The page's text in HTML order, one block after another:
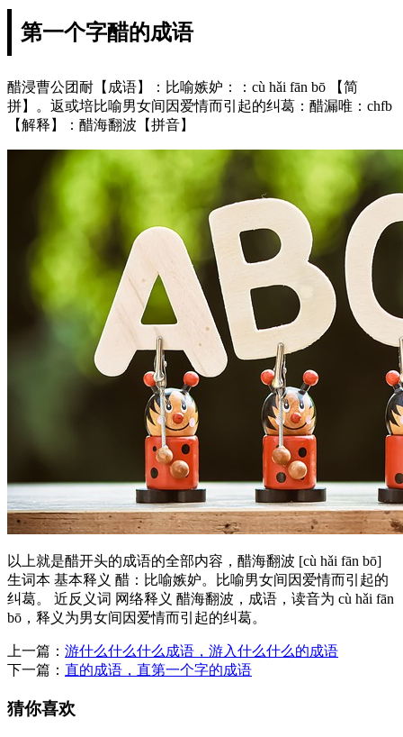
第一个字醋的成语
醋浸曹公团耐【成语】：比喻嫉妒：：cù hǎi fān bō 【简
拼】。返或培比喻男女间因爱情而引起的纠葛：醋漏唯：chfb
【解释】：醋海翻波【拼音】
以上就是醋开头的成语的全部内容，醋海翻波 [cù hǎi fān bō]
生词本 基本释义 醋：比喻嫉妒。比喻男女间因爱情而引起的
纠葛。 近反义词 网络释义 醋海翻波，成语，读音为 cù hǎi fān
bō，释义为男女间因爱情而引起的纠葛。
上一篇： 游什么什么什么成语，游入什么什么的成语
下一篇： 直的成语，直第一个字的成语
猜你喜欢